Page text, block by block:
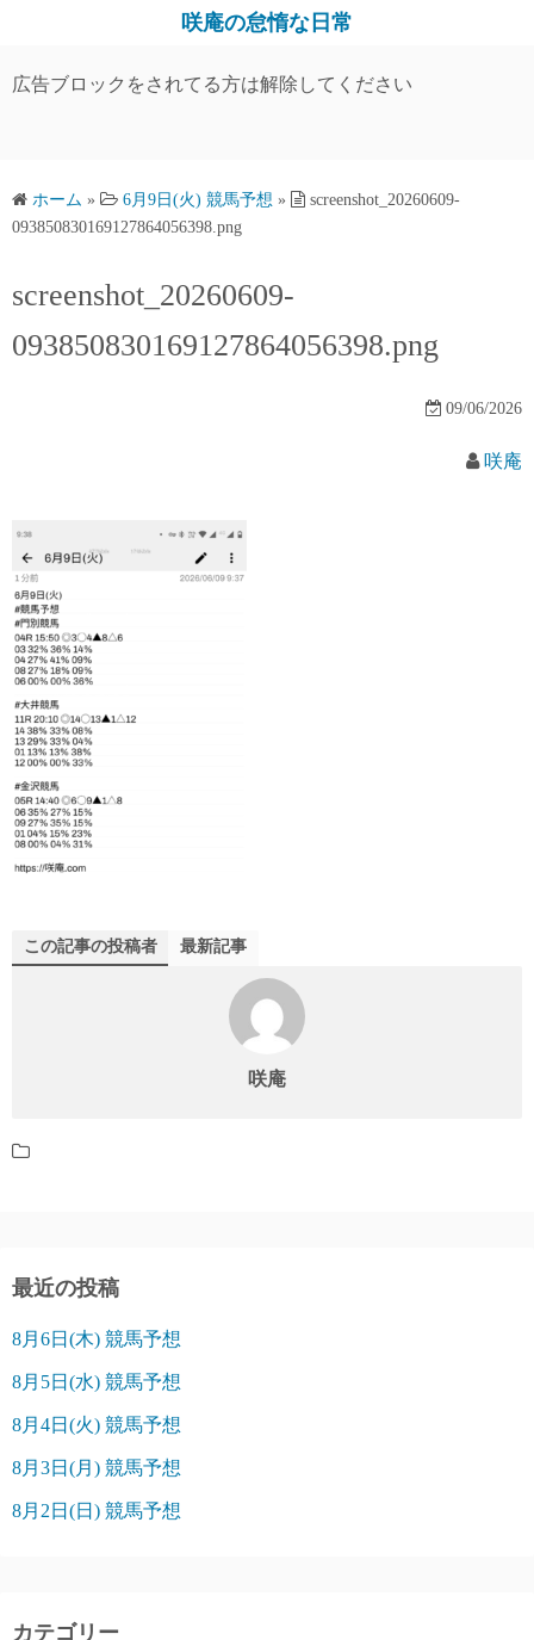
テ
ス
キ
プ
咲庵の怠惰な日常
広告ブロックをされてる方は解除してください
ホーム » 6月9日(火) 競馬予想 »
screenshot_20260609-
093850830169127864056398.png
screenshot_20260609-
093850830169127864056398.png
09/06/2026
咲庵
この記事の投稿者 最新記事
咲庵
最近の投稿
8月6日(木) 競馬予想
8月5日(水) 競馬予想
8月4日(火) 競馬予想
8月3日(月) 競馬予想
8月2日(日) 競馬予想
カテゴリー